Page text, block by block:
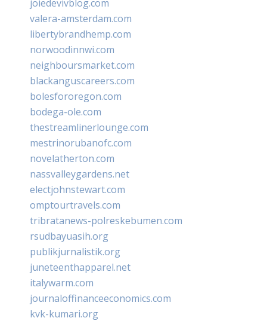
joiedevivblog.com
valera-amsterdam.com
libertybrandhemp.com
norwoodinnwi.com
neighboursmarket.com
blackanguscareers.com
bolesfororegon.com
bodega-ole.com
thestreamlinerlounge.com
mestrinorubanofc.com
novelatherton.com
nassvalleygardens.net
electjohnstewart.com
omptourtravels.com
tribratanews-polreskebumen.com
rsudbayuasih.org
publikjurnalistik.org
juneteenthapparel.net
italywarm.com
journaloffinanceeconomics.com
kvk-kumari.org